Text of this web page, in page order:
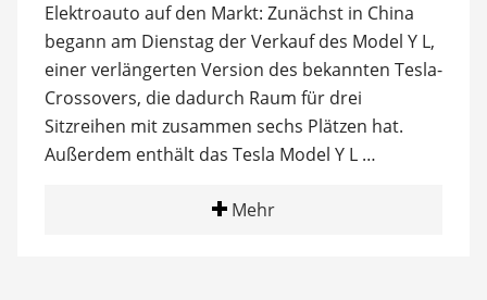
Elektroauto auf den Markt: Zunächst in China
begann am Dienstag der Verkauf des Model Y L,
einer verlängerten Version des bekannten Tesla-
Crossovers, die dadurch Raum für drei
Sitzreihen mit zusammen sechs Plätzen hat.
Außerdem enthält das Tesla Model Y L …
Mehr